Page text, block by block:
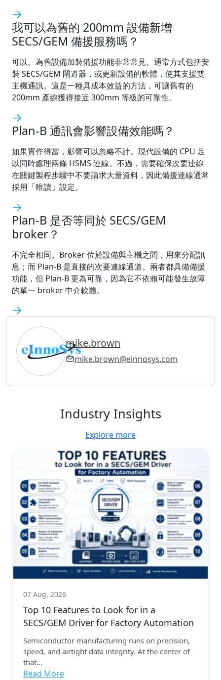
我可以為舊的 200mm 設備新增
SECS/GEM 備援服務嗎？
可以。為舊設備加裝備援功能非常常見。通常方式包括安
裝 SECS/GEM 閘道器，或更新設備的軟體，使其支援雙
主機通訊。這是一種具成本效益的方法，可讓舊有的
200mm 產線獲得接近 300mm 等級的可靠性。
Plan-B 通訊會影響設備效能嗎？
如果實作得當，影響可以忽略不計。現代設備的 CPU 足
以同時處理兩條 HSMS 連線。不過，需要確保次要連線
在關鍵製程步驟中不要請求大量資料，因此備援連線通常
採用「唯讀」設定。
Plan-B 是否等同於 SECS/GEM
broker？
不完全相同。Broker 位於設備與主機之間，用來分配訊
息；而 Plan-B 是直接的次要連線通道。兩者都具備備援
功能，但 Plan-B 更為可靠，因為它不依賴可能發生故障
的單一 broker 中介軟體。
mike.brown
mike.brown@einnosys.com
Industry Insights
Explore more
07 Aug, 2026
Top 10 Features to Look for in a
SECS/GEM Driver for Factory Automation
Semiconductor manufacturing runs on precision,
speed, and airtight data integrity. At the center of
that...
Read More